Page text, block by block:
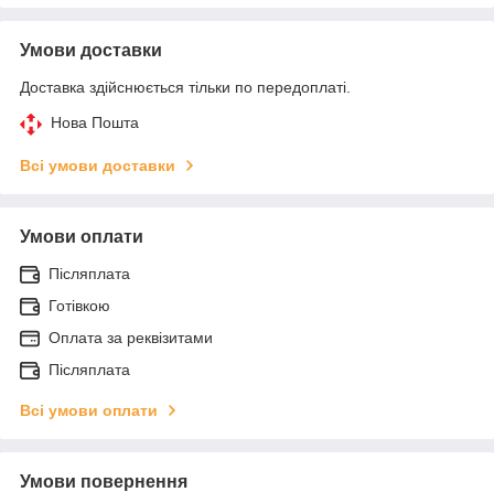
Умови доставки
Доставка здійснюється тільки по передоплаті.
Нова Пошта
Всі умови доставки
Умови оплати
Післяплата
Готівкою
Оплата за реквізитами
Післяплата
Всі умови оплати
Умови повернення